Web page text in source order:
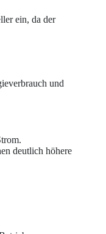
ein, da der
und
deutlich höhere